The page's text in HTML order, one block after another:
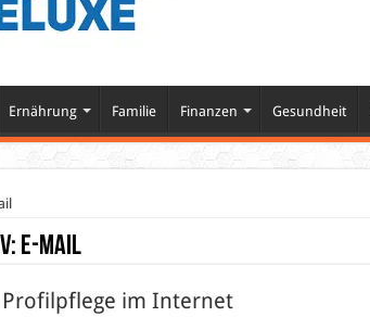
Ernährung Familie Finanzen Gesundheit
E-Mail
im Internet